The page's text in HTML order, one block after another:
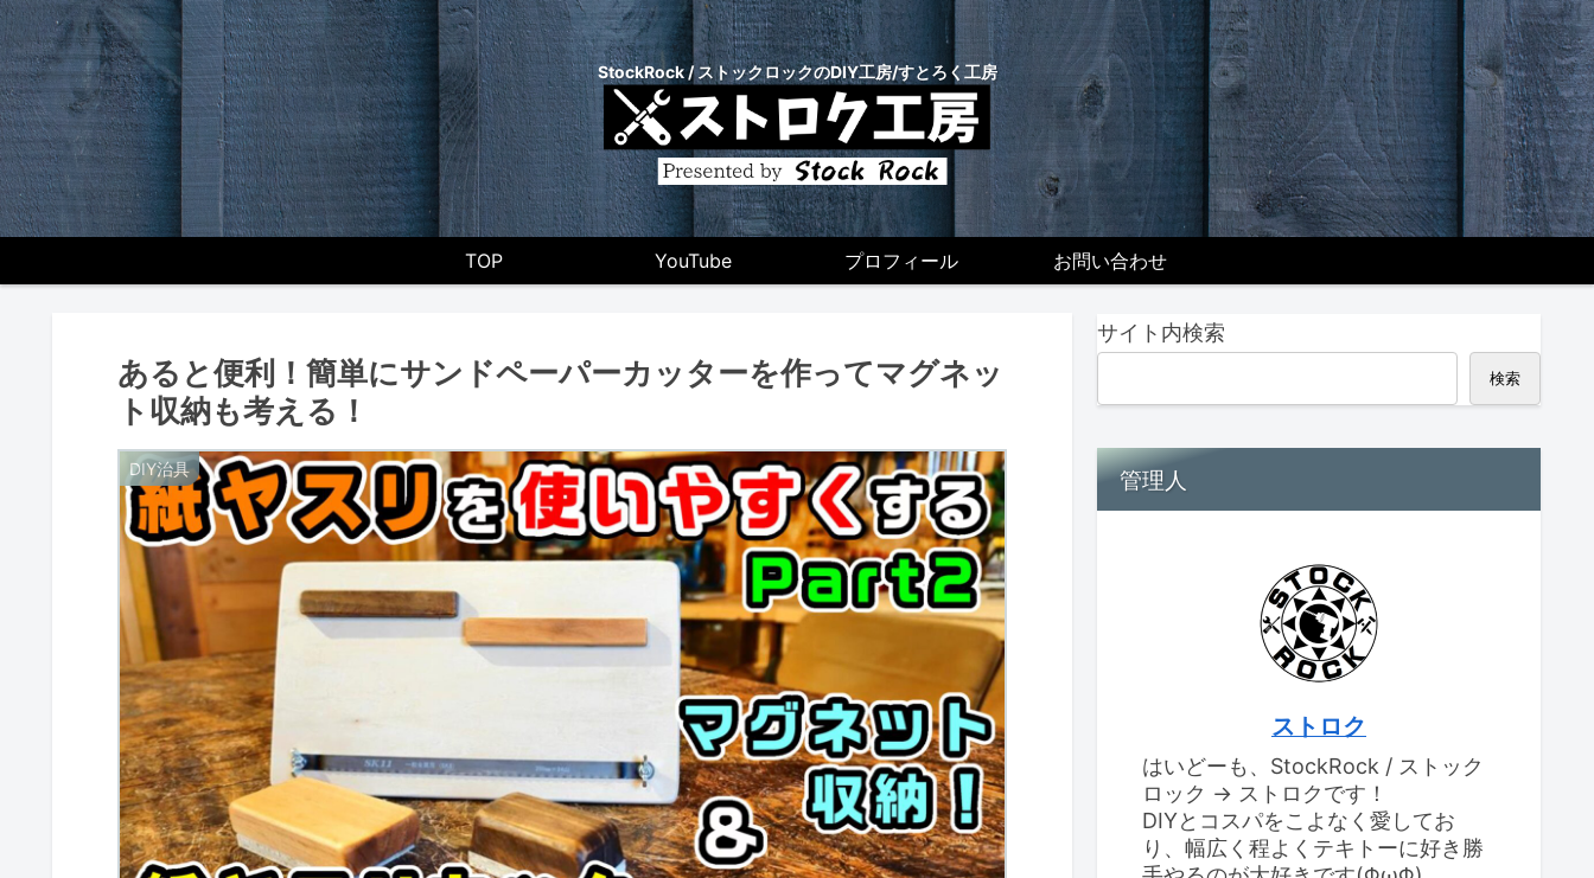
StockRock / ストックロックのDIY工房/すとろく工房
TOP YouTube プロフィール お問い合わせ
あると便利！簡単にサンドペーパーカッターを作ってマグネッ
ト収納も考える！
DIY治具
サイト内検索
検索
管理人
ストロク
はいどーも、StockRock / ストック
ロック → ストロクです！
DIYとコスパをこよなく愛してお
り、幅広く程よくテキトーに好き勝